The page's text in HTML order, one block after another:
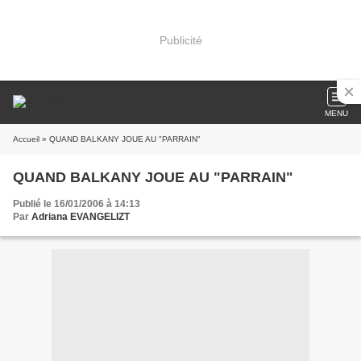
Publicité
MENU
Accueil » QUAND BALKANY JOUE AU "PARRAIN"
QUAND BALKANY JOUE AU "PARRAIN"
Publié le 16/01/2006 à 14:13
Par Adriana EVANGELIZT